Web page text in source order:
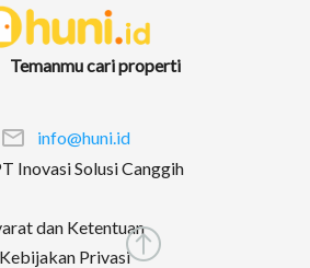
Temanmu cari properti
info@huni.id
Inovasi Solusi Canggih
dan Ketentuan
Kebijakan Privasi